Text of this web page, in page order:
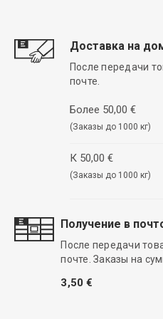
Доставка на
После передачи
почте.
Более 50,00 €
(Заказы до 1000 кг)
К 50,00 €
(Заказы до 1000 кг)
Получение в
После передачи
почте. Заказы на
3,50 €